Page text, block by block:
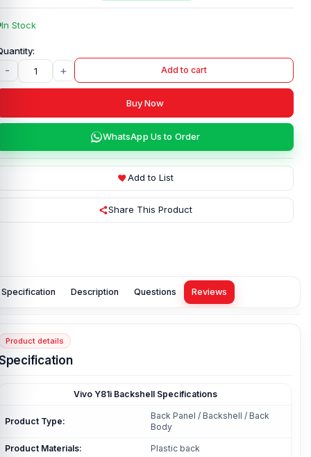
In Stock
- + Add to cart
Buy Now
WhatsApp Us to Order
Add to List
Share This Product
Specification Description Questions Reviews
Product details
Vivo Y81i Backshell Specifications
Product Type:
Back Panel / Backshell / Back
Body
Product Materials: Plastic back